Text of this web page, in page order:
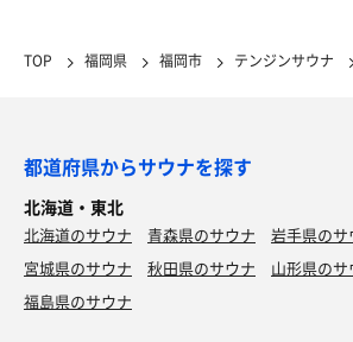
TOP 福岡県 福岡市 テンジンサウナ
都道府県からサウナを探す
北海道・東北
北海道のサウナ 青森県のサウナ
岩手県のサ
宮城県のサウナ
秋田県のサウナ
山形県のサ
福島県のサウナ